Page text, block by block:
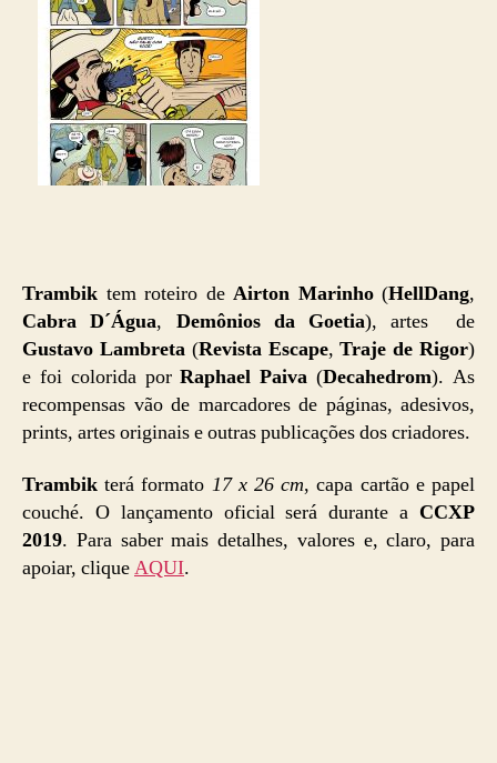
Trambik tem roteiro deAirton Marinho(HellDang,
Cabra D´Água, Demônios da Goetia), artes de
Gustavo Lambreta(Revista Escape,Traje de Rigor)
e foi colorida porRaphael Paiva (Decahedrom). As
recompensas vão de marcadores de páginas, adesivos,
prints, artes originais e outras publicações dos criadores.
Trambik terá formato 17 x 26 cm, capa cartão e papel
couché. O lançamento oficial será durante a CCXP
2019. Para saber mais detalhes, valores e, claro, para
apoiar, cliqueAQUI.